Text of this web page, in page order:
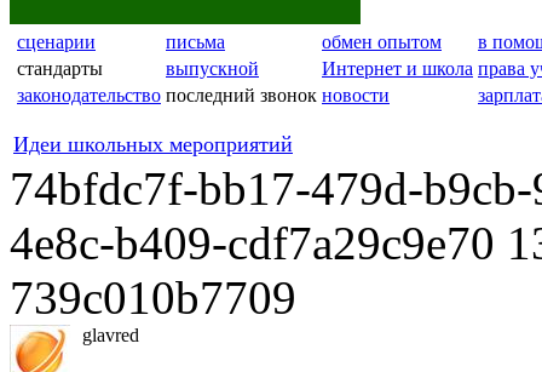
сценарии письма обмен опытом
в
стандарты
выпускной Интернет и школа права
законодательство последний звонок новости
Идеи школьных мероприятий
74bfdc7f-bb17-479d-
4e8c-b409-cdf7a29c9e70
739c010b7709
glavred